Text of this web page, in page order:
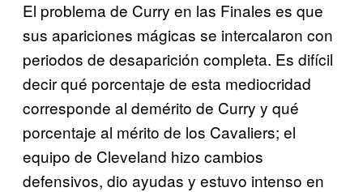
El problema de Curry en las Finales es que
sus apariciones mágicas se intercalaron con
periodos de desaparición completa. Es difícil
decir qué porcentaje de esta mediocridad
corresponde al demérito de Curry y qué
porcentaje al mérito de los Cavaliers; el
equipo de Cleveland hizo cambios
defensivos, dio ayudas y estuvo intenso en